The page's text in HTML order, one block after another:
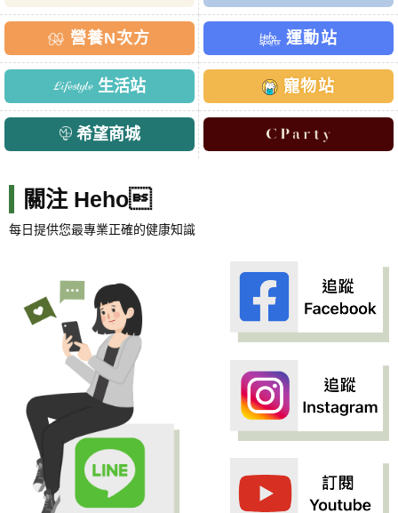
營養N次方 運動站
生活站 寵物站
希望商城
關注 Heho
每日提供您最專業正確的健康知識